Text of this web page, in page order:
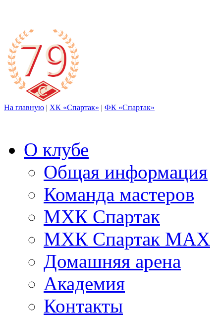
На главную | ХК «Спартак» | ФК «Спартак»
О клубе
Общая информация
Команда мастеров
МХК Спартак
МХК Спартак МАХ
Домашняя арена
Академия
Контакты